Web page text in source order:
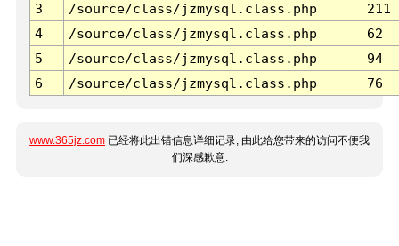
3 /source/class/jzmysql.class.php
211
4
/source/class/jzmysql.class.php
62
5
/source/class/jzmysql.class.php
94
6
/source/class/jzmysql.class.php 76
www.365jz.com 已经将此出错信息详细记录, 由此给您带来的访问不便我
们深感歉意.